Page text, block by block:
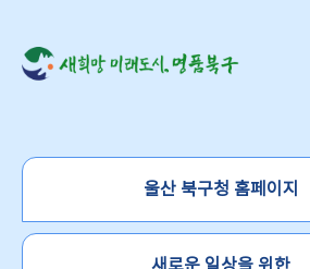
울산 북구청 홈페이지